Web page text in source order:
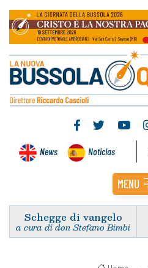
News Noticias
MENU
Schegge di vangelo
a cura di don Stefano Bimbi